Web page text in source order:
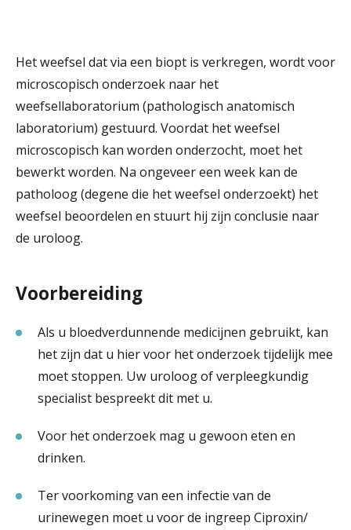
Het weefsel dat via een biopt is verkregen, wordt voor
microscopisch onderzoek naar het
weefsellaboratorium (pathologisch anatomisch
laboratorium) gestuurd. Voordat het weefsel
microscopisch kan worden onderzocht, moet het
bewerkt worden. Na ongeveer een week kan de
patholoog (degene die het weefsel onderzoekt) het
weefsel beoordelen en stuurt hij zijn conclusie naar
de uroloog.
Voorbereiding
Als u bloedverdunnende medicijnen gebruikt, kan
het zijn dat u hier voor het onderzoek tijdelijk mee
moet stoppen. Uw uroloog of verpleegkundig
specialist bespreekt dit met u.
Voor het onderzoek mag u gewoon eten en
drinken.
Ter voorkoming van een infectie van de
urinewegen moet u voor de ingreep Ciproxin/